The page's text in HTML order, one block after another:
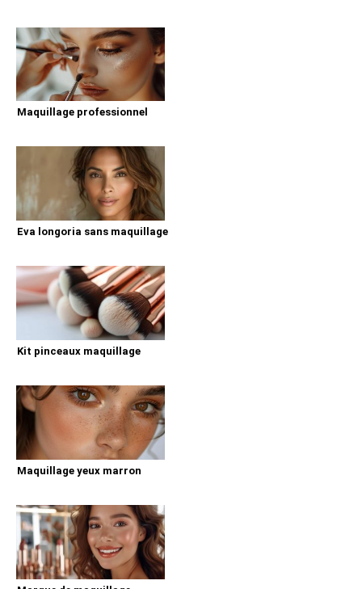
Maquillage professionnel
Eva longoria sans maquillage
Kit pinceaux maquillage
Maquillage yeux marron